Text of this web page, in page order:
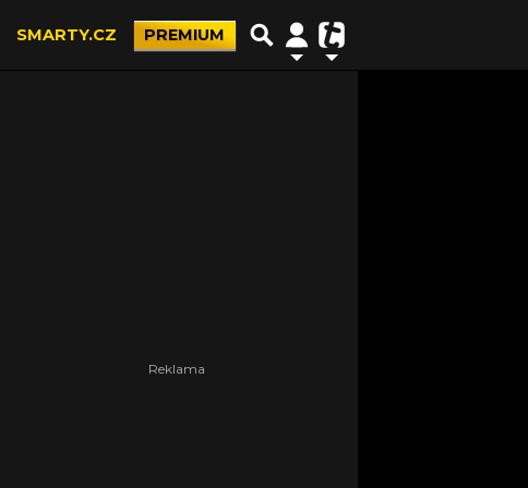
SMARTY.CZ PREMIUM